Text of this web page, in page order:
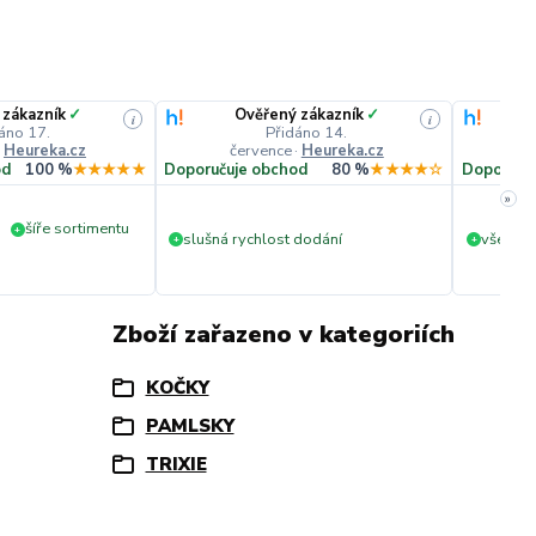
✓
17.
Heureka.cz
i
100 %★★★★★
+ šíře sortimentu
Ověřený zákazník ✓
Přidáno 14.
července· Heureka.cz
i
Doporučuje obchod 80 %★★★★☆
+ slušná rychlost dodání + vše v
»
Zboží zařazeno v kategoriích
KOČKY
PAMLSKY
TRIXIE